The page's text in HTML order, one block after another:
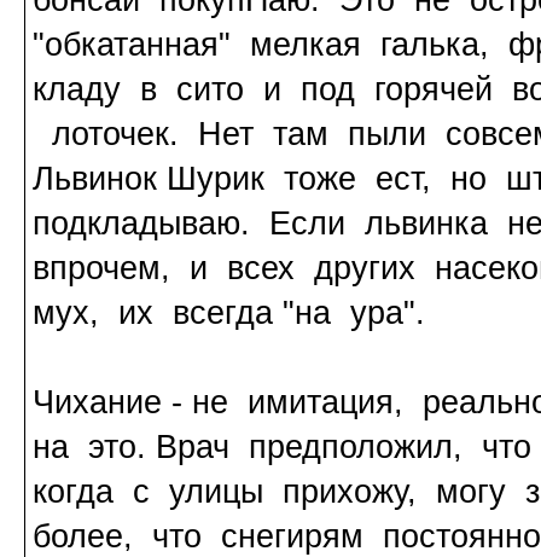
"обкатанная" мелкая галька,
кладу в сито и под горячей
лоточек. Нет там пыли
Львинок Шурик тоже ест, но
подкладываю. Если львинка
впрочем, и всех других
мух, их всегда "на ура".
Чихание - не имитация,
на это. Врач предположил,
когда с улицы прихожу, могу
более, что снегирям